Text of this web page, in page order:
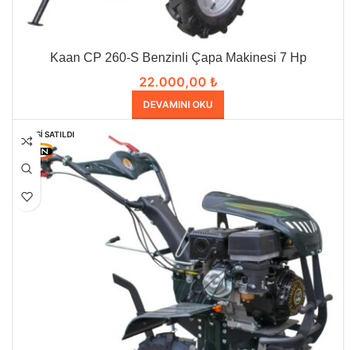
Kaan CP 260-S Benzinli Çapa Makinesi 7 Hp
22.000,00 ₺
DEVAMINI OKU
HEPSI SATILDI